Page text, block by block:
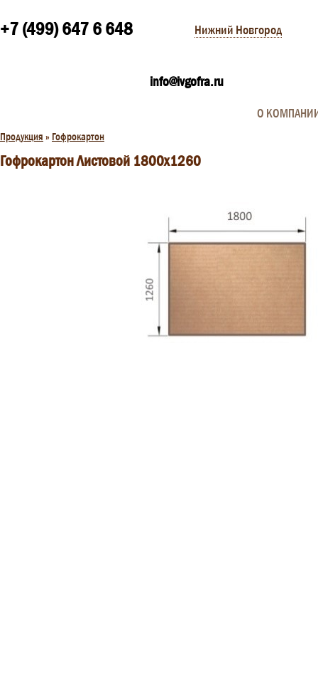
+7 (499) 647 6 648
info@ivgofra.ru
Нижний Новгород
О
Продукция » Гофрокартон
Гофрокартон Листовой 1800х1260